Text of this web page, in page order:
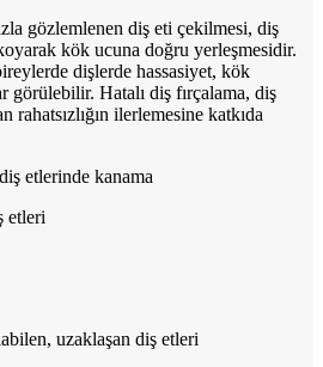
gözlemlenen diş eti çekilmesi, diş
kök ucuna doğru yerleşmesidir.
dişlerde hassasiyet, kök
görülebilir. Hatalı diş fırçalama, diş
rahatsızlığın ilerlemesine katkıda
etlerinde kanama
etleri
uzaklaşan diş etleri